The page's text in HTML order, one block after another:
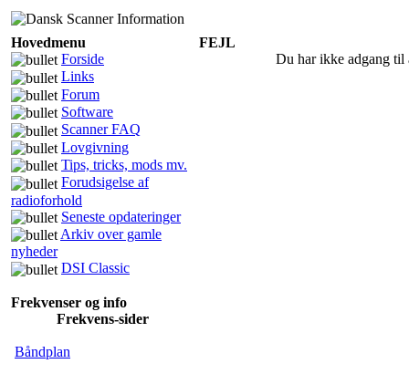
Hovedmenu
Forside
Links
Forum
Software
Scanner FAQ
Lovgivning
Tips, tricks, mods mv.
Forudsigelse af
radioforhold
Seneste opdateringer
Arkiv over gamle
nyheder
DSI Classic
Frekvenser og info
Frekvens-sider
Båndplan
FEJL
Du har ikke adgang til